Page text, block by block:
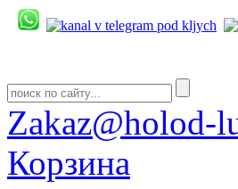
Zakaz@holod-
Корзина